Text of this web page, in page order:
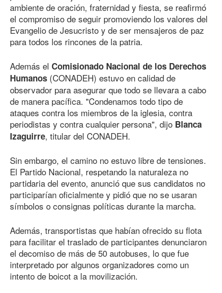
ambiente de oración, fraternidad y fiesta, se reafirmó
el compromiso de seguir promoviendo los valores del
Evangelio de Jesucristo y de ser mensajeros de paz
para todos los rincones de la patria.
Además el Comisionado Nacional de los Derechos
Humanos (CONADEH) estuvo en calidad de
observador para asegurar que todo se llevara a cabo
de manera pacífica. "Condenamos todo tipo de
ataques contra los miembros de la iglesia, contra
periodistas y contra cualquier persona", dijo Blanca
Izaguirre, titular del CONADEH.
Sin embargo, el camino no estuvo libre de tensiones.
El Partido Nacional, respetando la naturaleza no
partidaria del evento, anunció que sus candidatos no
participarían oficialmente y pidió que no se usaran
símbolos o consignas políticas durante la marcha.
Además, transportistas que habían ofrecido su flota
para facilitar el traslado de participantes denunciaron
el decomiso de más de 50 autobuses, lo que fue
interpretado por algunos organizadores como un
intento de boicot a la movilización.